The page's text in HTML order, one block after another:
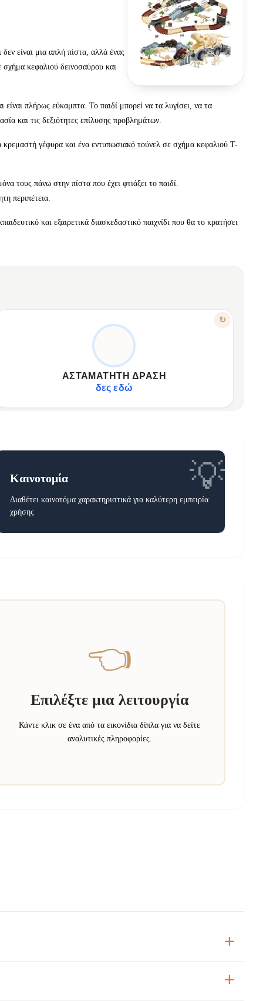
είναι μια απλή πίστα, αλλά ένας
σχήμα κεφαλιού δεινοσαύρου και
πλήρως εύκαμπτα. Το παιδί μπορεί να τα λυγίσει, να τα
και τις δεξιότητες επίλυσης προβλημάτων.
γέφυρα και ένα εντυπωσιακό τούνελ σε σχήμα κεφαλιού T-
τους πάνω στην πίστα που έχει φτιάξει το παιδί.
περιπέτεια.
και εξαιρετικά διασκεδαστικό παιχνίδι που θα το κρατήσει
↻
ΑΣΤΑΜΆΤΗΤΗ ΔΡΆΣΗ
δες εδώ
ΓΡΉΓΟΡΗ ΔΙΑΣΚΈΔΑΣΗ ΓΙΑ ΏΡΕΣ
Ηλεκτροκίνητα αυτοκίνητα για ασταμάτητη κίνηση.
Διασχίζουν γέφυρες, τούνελ, ολοκληρώνουν διαδρομή.
Κρατά το παιδί απασχολημένο ευχάριστα.
💡
Καινοτομία
Διαθέτει καινοτόμα χαρακτηριστικά για καλύτερη εμπειρία
χρήσης
👈
Επιλέξτε μια λειτουργία
Κάντε κλικ σε ένα από τα εικονίδια δίπλα για να δείτε
αναλυτικές πληροφορίες.
+
+